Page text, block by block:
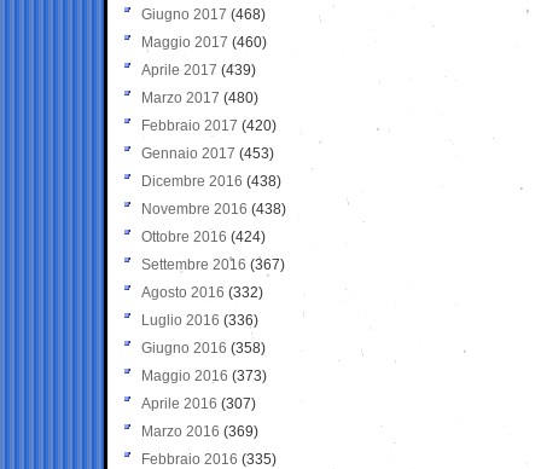
Giugno 2017 (468)
Maggio 2017 (460)
Aprile 2017 (439)
Marzo 2017 (480)
Febbraio 2017 (420)
Gennaio 2017 (453)
Dicembre 2016 (438)
Novembre 2016 (438)
Ottobre 2016 (424)
Settembre 2016 (367)
Agosto 2016 (332)
Luglio 2016 (336)
Giugno 2016 (358)
Maggio 2016 (373)
Aprile 2016 (307)
Marzo 2016 (369)
Febbraio 2016 (335)